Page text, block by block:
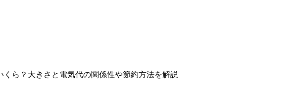
ら？大きさと電気代の関係性や節約方法を解説